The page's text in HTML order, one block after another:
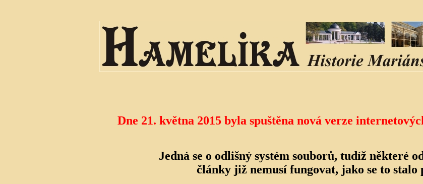
Dne 21. května 2015 byla spuštěna nová verze
Jedná se o odlišný systém souborů, tudíž některé
články již nemusí fungovat, jako se to stalo